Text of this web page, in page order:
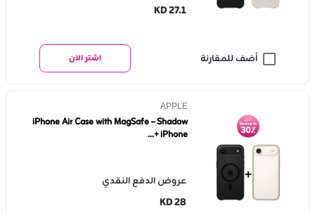
KD 27.1
أضف للمقارنة اشتر الآن
APPLE
iPhone Air Case with MagSafe – Shadow
+ iPhone...
عروض الدفع النقدي
KD 28